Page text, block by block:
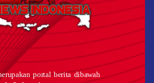
portal berita dibawah